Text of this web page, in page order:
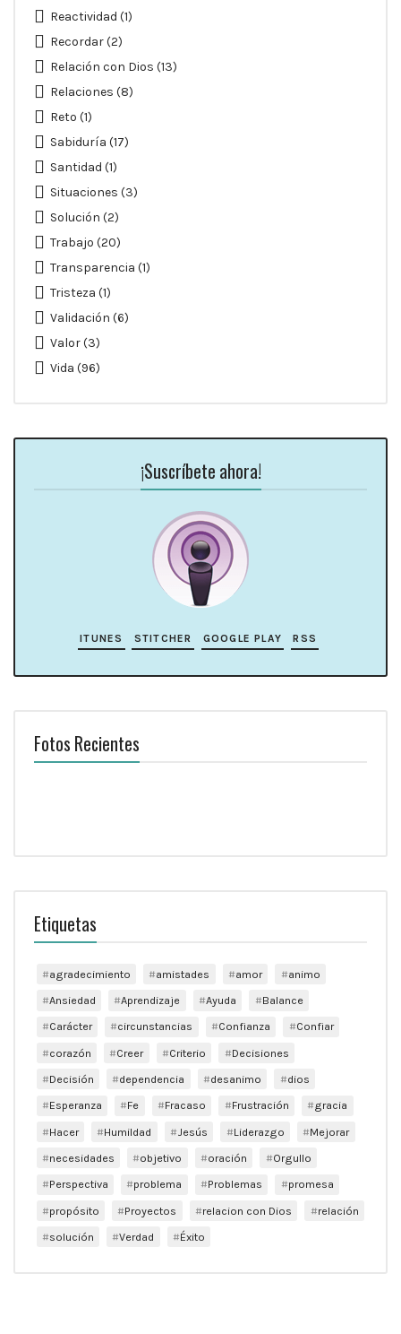
Reactividad (1)
Recordar(2)
Relación con Dios (13)
Relaciones (8)
Reto (1)
Sabiduría (17)
Santidad (1)
Situaciones (3)
Solución (2)
Trabajo (20)
Transparencia (1)
Tristeza (1)
Validación (6)
Valor(3)
Vida (96)
¡Suscríbete ahora!
ITUNES STITCHER GOOGLE PLAY RSS
Fotos Recientes
Etiquetas
agradecimiento amistades amor
animo
Ansiedad
Aprendizaje Ayuda
Balance
Carácter
circunstancias Confianza
Confiar
corazón
Creer Criterio
Decisiones
Decisión
dependencia desanimo
dios
Esperanza
Fe Fracaso Frustración
gracia
Hacer
Humildad Jesús Liderazgo
Mejorar
necesidades
objetivo oración
Orgullo
Perspectiva
problema Problemas
promesa
propósito
Proyectos relacion con Dios
relación
solución
Verdad Éxito